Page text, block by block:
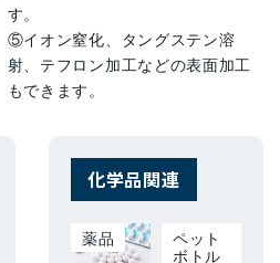
す。
⑤イオン窒化、タングステン溶
射、テフロン加工などの表面加工
もできます。
化学品関連
薬品
ペット
ボトル